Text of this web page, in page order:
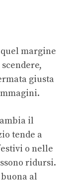
margine
giusta
il
tende a
o nelle
ridursi.
al